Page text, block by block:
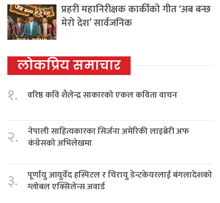
प्रहरी महानिरीक्षक कार्कीको गीत ‘अब बन्छ
मेरो देश’ सार्वजनिक
लोकप्रिय समाचार
१. वरिष्ठ कवि शैलेन्द्र साकारको एकल कविता वाचन
२.
नेपाली साहित्यकारका सिर्जना अमेरिकी लाइब्रेरी अफ
कंग्रेसको अभिलेखमा
३.
पूर्णायु आयुर्वेद हस्पिटल र चिरायु डेन्टकेयरलाई बंगलादेशको
ग्लोबल एक्सिलेन्स अवार्ड